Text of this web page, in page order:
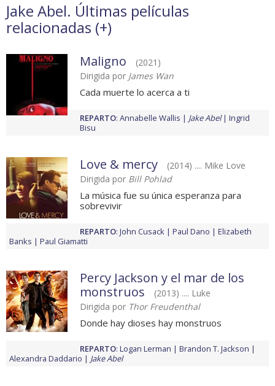
Jake Abel. Últimas películas
relacionadas (+)
Maligno
(2021)
Dirigida por James Wan
Cada muerte lo acerca a ti
REPARTO: Annabelle Wallis Jake Abel
Ingrid
Bisu
Love & mercy
(2014) .... Mike Love
Dirigida por Bill Pohlad
La música fue su única esperanza para
sobrevivir
REPARTO: John Cusack Paul Dano
Elizabeth
Banks
Paul Giamatti
Percy Jackson y el mar de los
monstruos
(2013) .... Luke
Dirigida por Thor Freudenthal
Donde hay dioses hay monstruos
REPARTO: Logan Lerman
Brandon T. Jackson
Alexandra Daddario
Jake Abel